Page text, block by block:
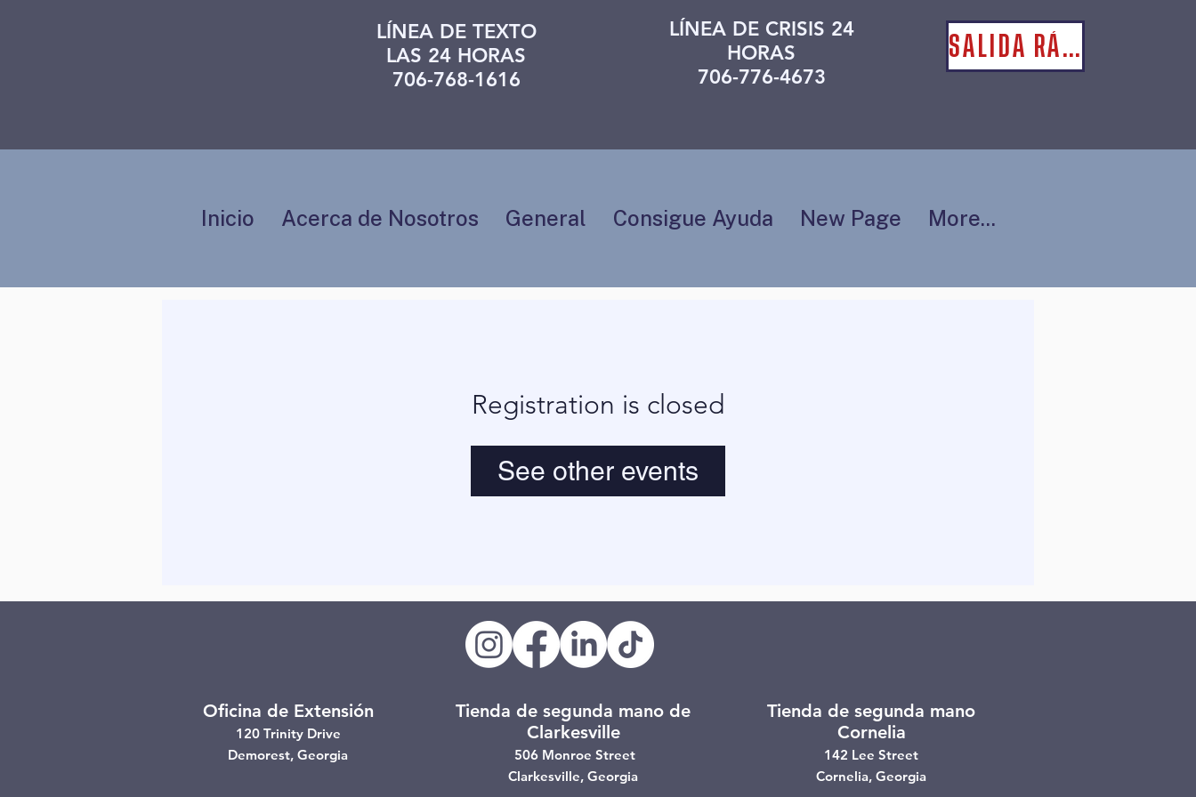
LÍNEA DE TEXTO
LAS 24 HORAS
706-768-1616
LÍNEA DE CRISIS 24
HORAS
706-776-4673
Inicio Acerca de Nosotros General Consigue Ayuda New Page More...
Registration is closed
See other events
Oficina de Extensión
120 Trinity Drive
Demorest, Georgia
Tienda de segunda mano de
Clarkesville
506 Monroe Street
Clarkesville, Georgia
Tienda de segunda mano
Cornelia
142 Lee Street
Cornelia, Georgia